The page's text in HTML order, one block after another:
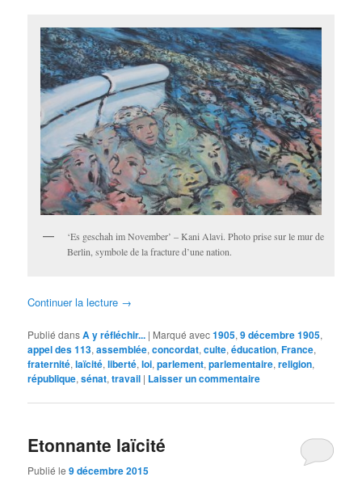
‘Es geschah im November’ – Kani Alavi. Photo prise sur le mur de
Berlin, symbole de la fracture d’une nation.
Continuer la lecture →
Publié dansA y réfléchir... | Marqué avec1905,9 décembre 1905,
appel des 113,assemblée,concordat,culte,éducation,France,
fraternité,laïcité,liberté,loi,parlement,parlementaire,religion,
république,sénat,travail | Laisser un commentaire
Etonnante laïcité
Publié le9 décembre 2015